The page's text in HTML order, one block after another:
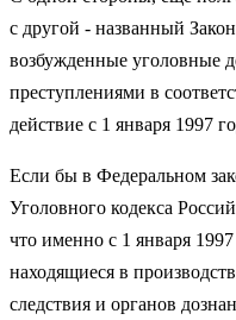
с другой - названный
возбужденные уголовные
преступлениями в
действие с 1 января 1997
Если бы в Федеральном
Уголовного кодекса
что именно с 1 января
находящиеся в
следствия и органов